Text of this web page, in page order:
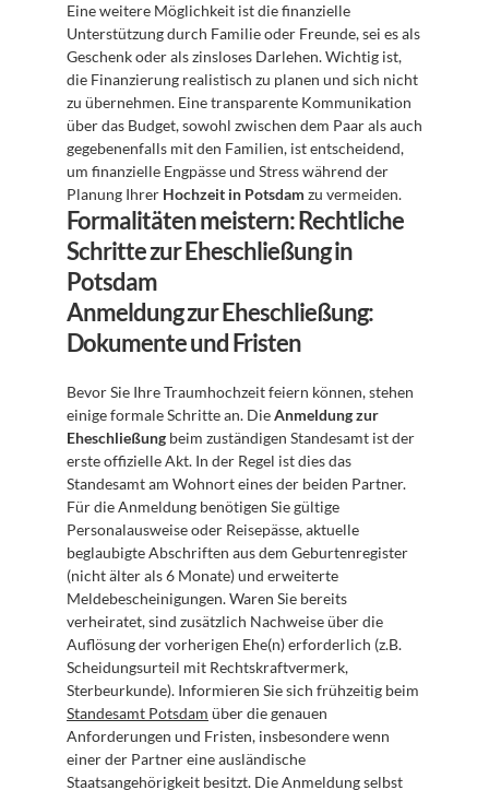
Eine weitere Möglichkeit ist die finanzielle
Unterstützung durch Familie oder Freunde, sei es als
Geschenk oder als zinsloses Darlehen. Wichtig ist,
die Finanzierung realistisch zu planen und sich nicht
zu übernehmen. Eine transparente Kommunikation
über das Budget, sowohl zwischen dem Paar als auch
gegebenenfalls mit den Familien, ist entscheidend,
um finanzielle Engpässe und Stress während der
Planung Ihrer Hochzeit in Potsdam zu vermeiden.
Formalitäten meistern: Rechtliche
Schritte zur Eheschließung in
Potsdam
Anmeldung zur Eheschließung:
Dokumente und Fristen
Bevor Sie Ihre Traumhochzeit feiern können, stehen
einige formale Schritte an. Die Anmeldung zur
Eheschließung beim zuständigen Standesamt ist der
erste offizielle Akt. In der Regel ist dies das
Standesamt am Wohnort eines der beiden Partner.
Für die Anmeldung benötigen Sie gültige
Personalausweise oder Reisepässe, aktuelle
beglaubigte Abschriften aus dem Geburtenregister
(nicht älter als 6 Monate) und erweiterte
Meldebescheinigungen. Waren Sie bereits
verheiratet, sind zusätzlich Nachweise über die
Auflösung der vorherigen Ehe(n) erforderlich (z.B.
Scheidungsurteil mit Rechtskraftvermerk,
Standesamt Potsdam über die genauen
Anforderungen und Fristen, insbesondere wenn
einer der Partner eine ausländische
Staatsangehörigkeit besitzt. Die Anmeldung selbst